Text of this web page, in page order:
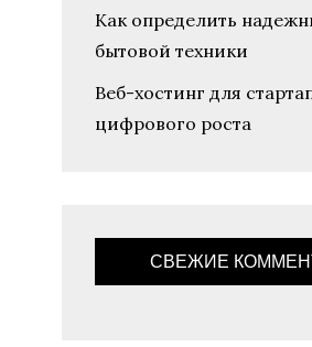
Как определить
бытовой техники
Веб-хостинг для
цифрового роста
СВЕЖИЕ